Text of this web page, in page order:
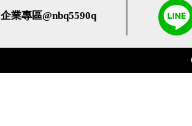
企業專區@nbq5590q